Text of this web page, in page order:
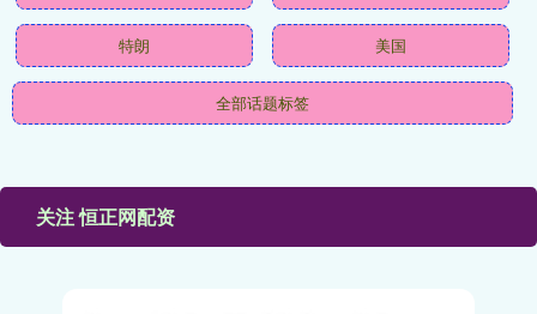
特朗 美国
全部话题标签
关注 恒正网配资